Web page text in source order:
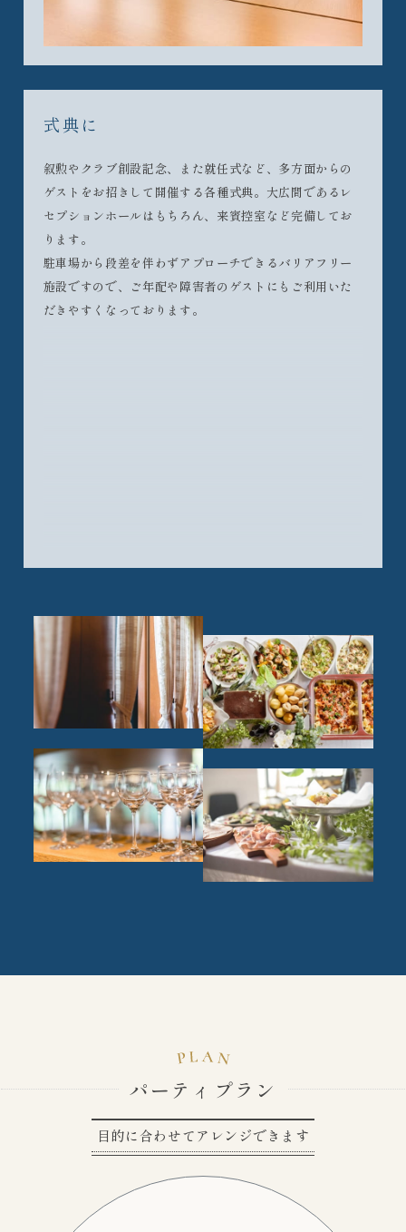
式典に
叙勲やクラブ創設記念、また就任式など、多方面からの
ゲストをお招きして開催する各種式典。大広間であるレ
セプションホールはもちろん、来賓控室など完備してお
ります。
駐車場から段差を伴わずアプローチできるバリアフリー
施設ですので、ご年配や障害者のゲストにもご利用いた
だきやすくなっております。
パーティプラン
目的に合わせてアレンジできます